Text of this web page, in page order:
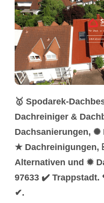
🥇 Spodarek-
Dachreiniger &
Dachsanierungen, ✺
★ Dachreinigungen,
Alternativen und ✹
97633 ✔️
✔.